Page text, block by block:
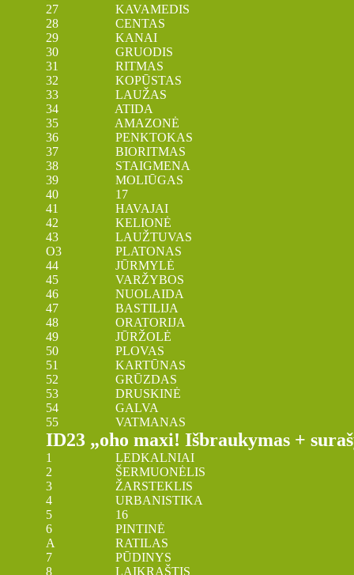
27 KAVAMEDIS
28 CENTAS
29 KANAI
30 GRUODIS
31 RITMAS
32 KOPŪSTAS
33 LAUŽAS
34 ATIDA
35 AMAZONĖ
36 PENKTOKAS
37 BIORITMAS
38 STAIGMENA
39 MOLIŪGAS
40 17
41 HAVAJAI
42 KELIONĖ
43 LAUŽTUVAS
O3 PLATONAS
44 JŪRMYLĖ
45 VARŽYBOS
46 NUOLAIDA
47 BASTILIJA
48 ORATORIJA
49 JŪRŽOLĖ
50 PLOVAS
51 KARTŪNAS
52 GRŪZDAS
53 DRUSKINĖ
54 GALVA
55 VATMANAS
ID23 „oho maxi! Išbraukymas +
1 LEDKALNIAI
2 ŠERMUONĖLIS
3 ŽARSTEKLIS
4 URBANISTIKA
5 16
6 PINTINĖ
A RATILAS
7 PŪDINYS
8 LAIKRAŠTIS